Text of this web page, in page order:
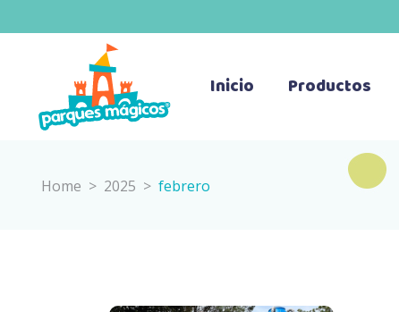
Inicio Productos
Home > 2025 > febrero